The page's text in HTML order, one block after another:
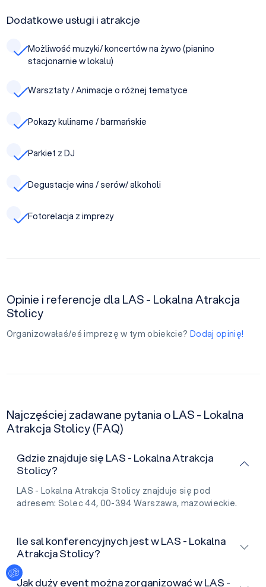
Dodatkowe usługi i atrakcje
Możliwość muzyki/ koncertów na żywo (pianino
stacjonarnie w lokalu)
Warsztaty / Animacje o różnej tematyce
Pokazy kulinarne / barmańskie
Parkiet z DJ
Degustacje wina / serów/ alkoholi
Fotorelacja z imprezy
Opinie i referencje dla LAS - Lokalna Atrakcja
Stolicy
Organizowałaś/eś imprezę w tym obiekcie? Dodaj opinię!
Najczęściej zadawane pytania o LAS - Lokalna
Atrakcja Stolicy (FAQ)
Gdzie znajduje się LAS - Lokalna Atrakcja
Stolicy?
LAS - Lokalna Atrakcja Stolicy znajduje się pod
adresem: Solec 44, 00-394 Warszawa, mazowieckie.
Ile sal konferencyjnych jest w LAS - Lokalna
Atrakcja Stolicy?
Jak duży event można zorganizować w LAS -
Ustawienia plików cookies